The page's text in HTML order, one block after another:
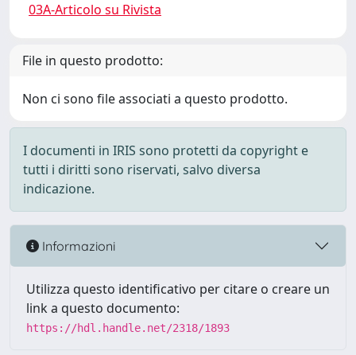
03A-Articolo su Rivista
File in questo prodotto:
Non ci sono file associati a questo prodotto.
I documenti in IRIS sono protetti da copyright e
tutti i diritti sono riservati, salvo diversa
indicazione.
Informazioni
Utilizza questo identificativo per citare o creare un
link a questo documento:
https://hdl.handle.net/2318/1893